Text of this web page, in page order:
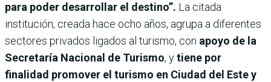
para poder desarrollar el destino”. La citada
institución, creada hace ocho años, agrupa a diferentes
sectores privados ligados al turismo, con apoyo de la
Secretaría Nacional de Turismo, ytiene por
finalidad promover el turismo en Ciudad del Este y